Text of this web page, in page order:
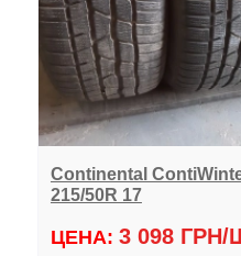
Continental
215/50R 17
ЦЕНА: 3 098 ГРН/